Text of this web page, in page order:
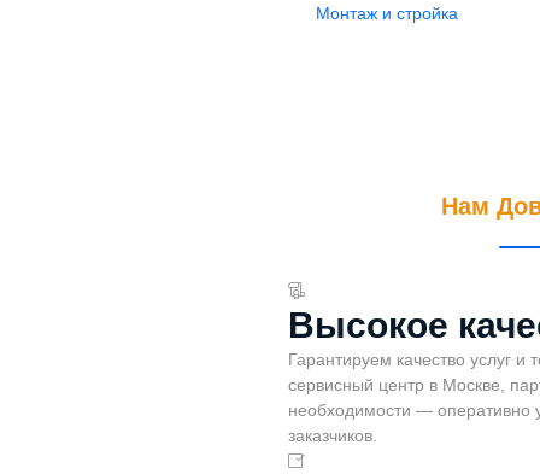
Монтаж и стройка
Нам
Высокое
Гарантируем качество услуг и
сервисный центр в Москве,
необходимости — оперативно
заказчиков.